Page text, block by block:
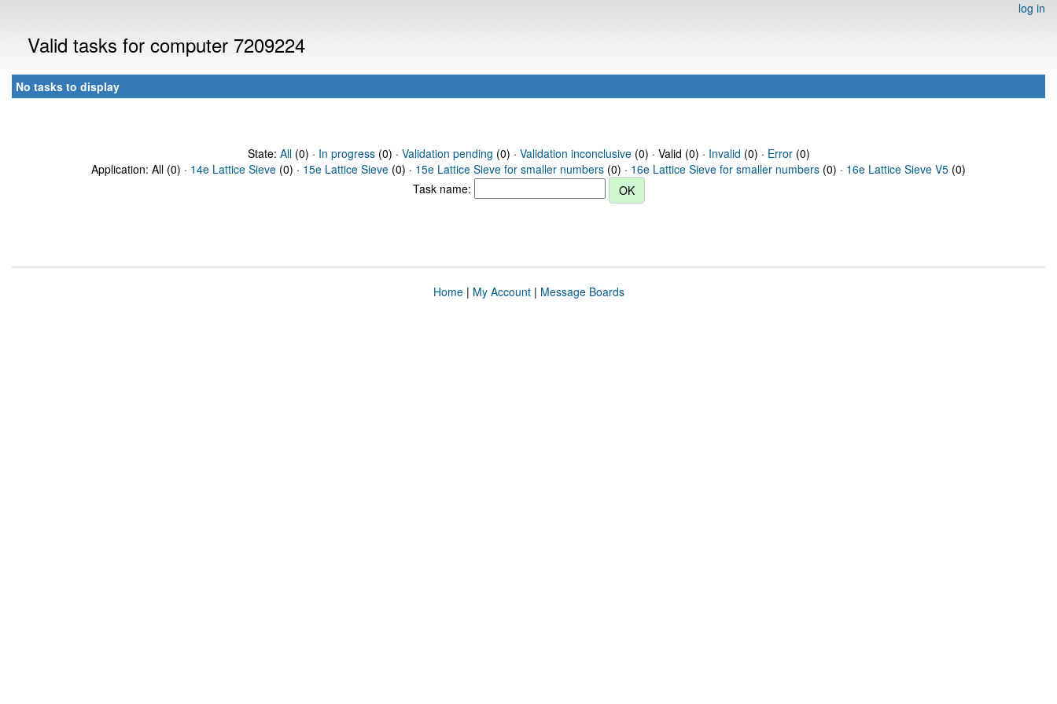
log in
Valid tasks for computer 7209224
No tasks to display
State: All(0) · In progress(0) · Validation pending (0) · Validation inconclusive(0) · Valid (0) · Invalid (0) · Error(0)
Application: All (0) · 14e Lattice Sieve (0) · 15e Lattice Sieve (0) · 15e Lattice Sieve for smaller numbers (0) · 16e Lattice Sieve for smaller numbers (0) · 16e Lattice Sieve V5 (0)
Task name:
Home| My Account| Message Boards